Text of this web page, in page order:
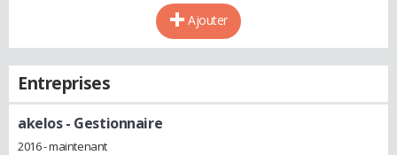
Ajouter
Entreprises
akelos- Gestionnaire
2016 - maintenant